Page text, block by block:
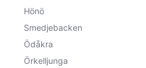
Hönö
Smedjebacken
Ödåkra
Örkelljunga